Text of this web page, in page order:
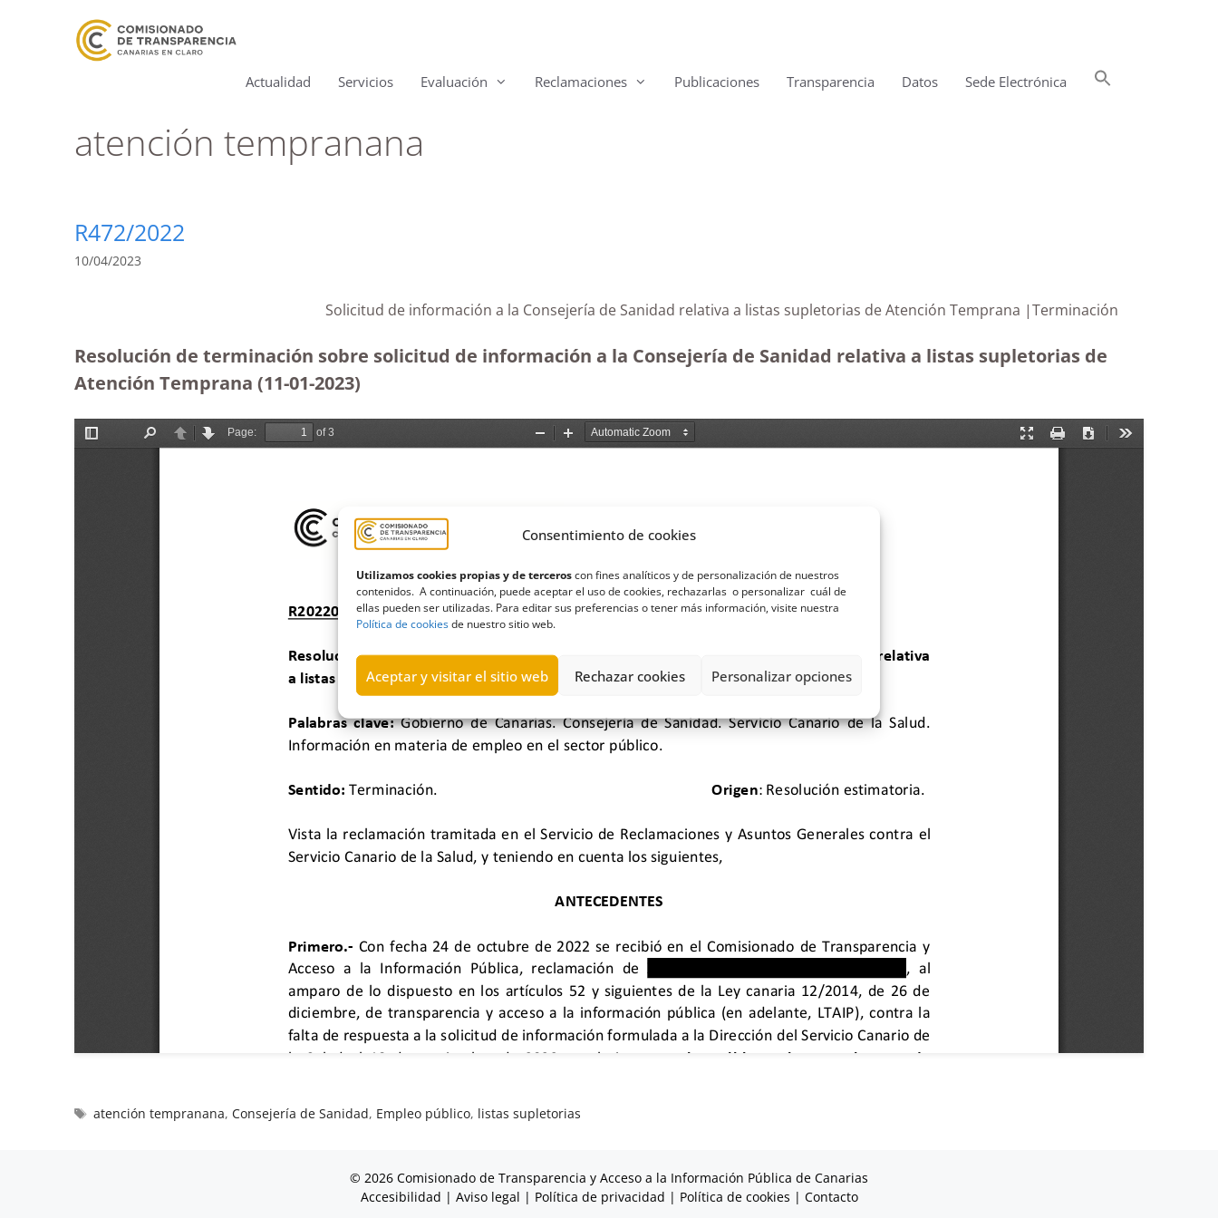
Consentimiento de cookies
Utilizamos cookies propias y de terceroscon fines analíticos y de personalización de nuestros
contenidos. A continuación, puede aceptar el uso de cookies, rechazarlas o personalizar cuál de
ellas pueden ser utilizadas. Para editar sus preferencias o tener más información, visite nuestra
Política de cookiesde nuestro sitio web.
Aceptar y visitar el sitio web Rechazar cookies Personalizar opciones
Actualidad Servicios Evaluación Reclamaciones Publicaciones Transparencia Datos Sede Electrónica
atención tempranana
R472/2022
10/04/2023
Solicitud de información a la Consejería de Sanidad relativa a listas supletorias de Atención Temprana |Terminación
Resolución de terminación sobre solicitud de información a la Consejería de Sanidad relativa a listas supletorias de
Atención Temprana (11-01-2023)
atención tempranana,Consejería de Sanidad, Empleo público, listas supletorias
© 2026 Comisionado de Transparencia y Acceso a la Información Pública de Canarias
Accesibilidad | Aviso legal | Política de privacidad | Política de cookies | Contacto